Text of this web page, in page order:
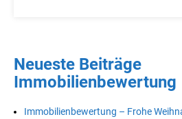
Neueste Beiträge
Immobilienbewertung
Immobilienbewertung – Frohe